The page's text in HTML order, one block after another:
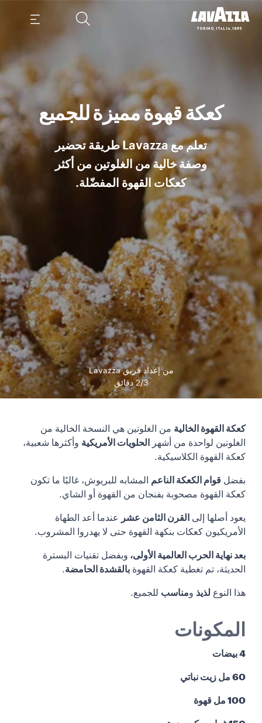
كعكة قهوة مميزة للجميع
تعلم مع Lavazza طريقة تحضير
وصفة خالية من الغلوتين من أكثر
كعكات القهوة المفضّلة.
من إعداد فريق Lavazza
2/3 دقائق
كعكة القهوة الخالية من الغلوتين هي النسخة الخالية من
الغلوتين لواحدة من أشهر
الحلويات الأمريكية وأكثرها شعبية،
كعكة القهوة الكلاسيكية.
بفضل قوام الكعكة الناعم المشابه للبريوش، غالبًا ما تكون
كعكة القهوة مصحوبة بفنجان من القهوة أو الشاي.
يعود أصلها إلى القرن الثامن عشر
عندما أعد الطهاة
الأمريكيون كعكات بنكهة القهوة حتى لا يهدروا المشروب.
بعد نهاية الحرب العالمية الأولى، وبفضل تقنيات البسترة
الحديثة، تم تغطية كعكة القهوة بالقشدة الحامضة.
هذا النوع لذيذ ومناسب للجميع.
المكونات
4 بيضات
60 مل زيت نباتي
100 مل قهوة